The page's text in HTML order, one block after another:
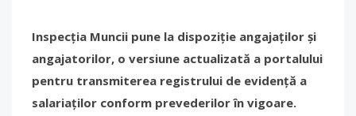
Inspecția Muncii pune la dispoziție angajaților și
angajatorilor, o versiune actualizată a portalului
pentru transmiterea registrului de evidență a
salariaților conform prevederilor în vigoare.